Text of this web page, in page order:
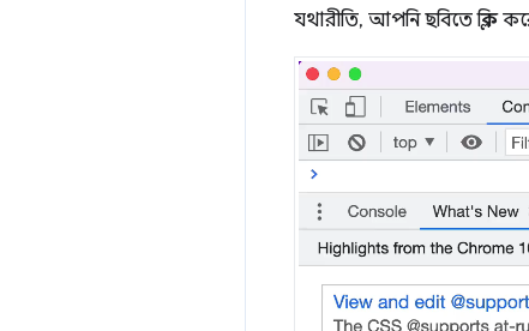
যথারীতি, আপনি ছবিতে ক্লিক